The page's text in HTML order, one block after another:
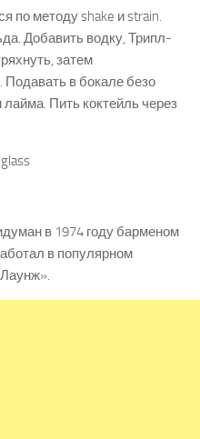
по методу shake и strain.
Добавить водку, Трипл-
затем
Подавать в бокале безо
Пить коктейль через
в 1974 году барменом
в популярном